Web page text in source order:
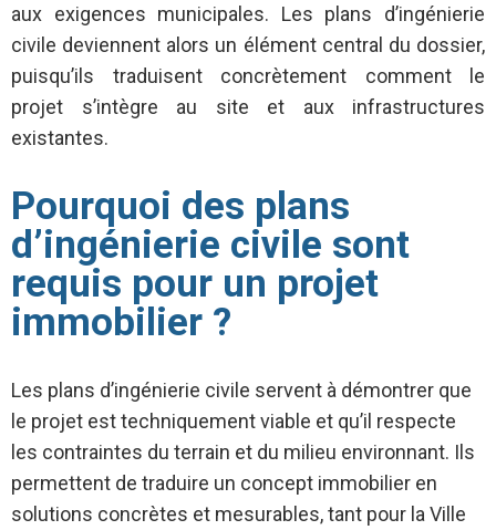
aux exigences municipales. Les plans d’ingénierie
civile deviennent alors un élément central du dossier,
puisqu’ils traduisent concrètement comment le
projet s’intègre au site et aux infrastructures
existantes.
Pourquoi des plans
d’ingénierie civile sont
requis pour un projet
immobilier ?
Les plans d’ingénierie civile servent à démontrer que
le projet est techniquement viable et qu’il respecte
les contraintes du terrain et du milieu environnant. Ils
permettent de traduire un concept immobilier en
solutions concrètes et mesurables, tant pour la Ville